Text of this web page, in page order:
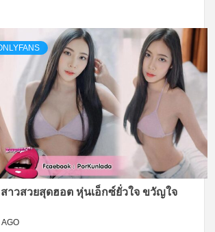
สาวสวยสุดฮอต หุ่นเอ็กซ์ยั่วใจ ขวัญใจ